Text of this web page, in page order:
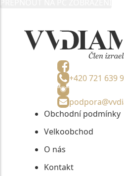
+420 721 639
Obchodní podmínky
Velkoobchod
O nás
Kontakt